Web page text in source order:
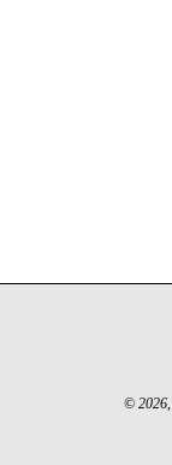
© 2026,